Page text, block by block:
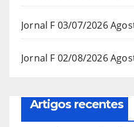
Jornal F 03/07/2026
Jornal F 02/08/2026
Artigos recentes